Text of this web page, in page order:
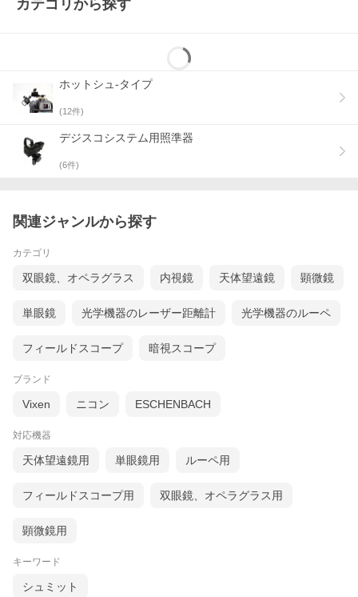
カテゴリから探す
ホットシュ-タイプ
(12件)
デジスコシステム用照準器
(6件)
関連ジャンルから探す
カテゴリ
双眼鏡、オペラグラス 内視鏡 天体望遠鏡 顕微鏡
単眼鏡 光学機器のレーザー距離計 光学機器のルーペ
フィールドスコープ 暗視スコープ
ブランド
Vixen ニコン ESCHENBACH
対応機器
天体望遠鏡用 単眼鏡用 ルーペ用
フィールドスコープ用 双眼鏡、オペラグラス用
顕微鏡用
キーワード
シュミット